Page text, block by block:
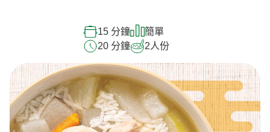
15 分鐘
簡單
20 分鐘
2人份